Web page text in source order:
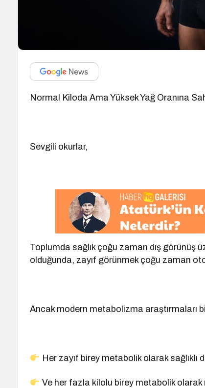
Normal Kiloda Ama Yüksek Yağ Oranına
Sevgili okurlar,
Toplumda sağlık çoğu zaman dış görünüş
olduğunda, zayıf görünmek çoğu zaman
Ancak modern metabolizma araştırmaları
Her zayıf birey metabolik olarak sağlıklı
Ve her fazla kilolu birey metabolik olarak